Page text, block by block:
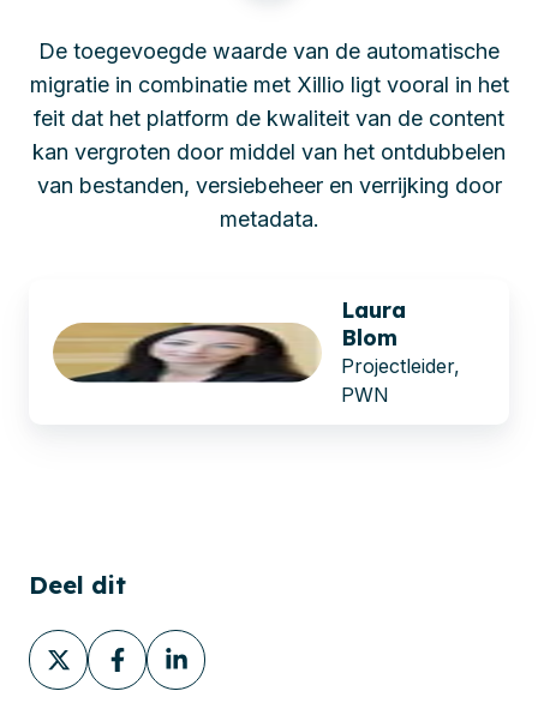
De toegevoegde waarde van de automatische
migratie in combinatie met Xillio ligt vooral in het
feit dat het platform de kwaliteit van de content
kan vergroten door middel van het ontdubbelen
van bestanden, versiebeheer en verrijking door
metadata.
Laura
Blom
Projectleider,
PWN
Deel dit
Deel
via
Deel
via
Deel
via